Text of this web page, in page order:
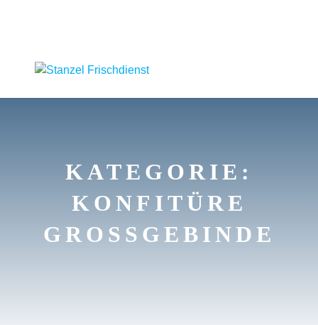
KATEGORIE:
KONFITÜRE
GROSSGEBINDE